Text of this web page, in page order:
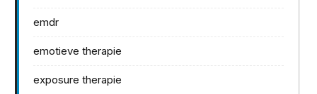
emdr
emotieve therapie
exposure therapie